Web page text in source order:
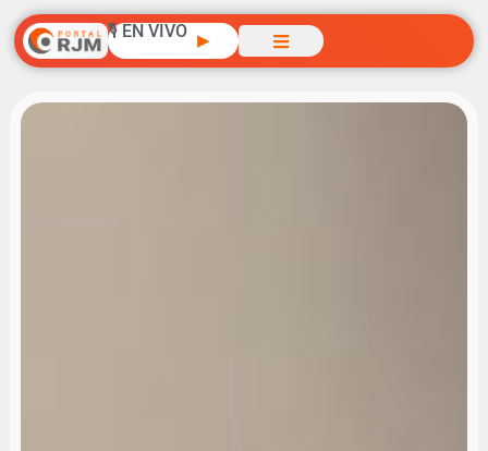
🎙️ EN VIVO ▶